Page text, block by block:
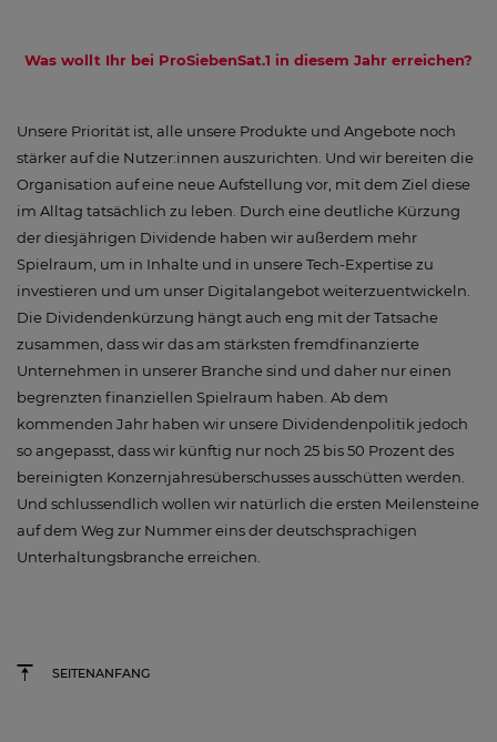
Was wollt Ihr bei ProSiebenSat.1 in diesem Jahr erreichen?
Unsere Priorität ist, alle unsere Produkte und Angebote noch
stärker auf die Nutzer:innen auszurichten. Und wir bereiten die
Organisation auf eine neue Aufstellung vor, mit dem Ziel diese
im Alltag tatsächlich zu leben. Durch eine deutliche Kürzung
der diesjährigen Dividende haben wir außerdem mehr
Spielraum, um in Inhalte und in unsere Tech-Expertise zu
investieren und um unser Digitalangebot weiterzuentwickeln.
Die Dividendenkürzung hängt auch eng mit der Tatsache
zusammen, dass wir das am stärksten fremdfinanzierte
Unternehmen in unserer Branche sind und daher nur einen
begrenzten finanziellen Spielraum haben. Ab dem
kommenden Jahr haben wir unsere Dividendenpolitik jedoch
so angepasst, dass wir künftig nur noch 25 bis 50 Prozent des
bereinigten Konzernjahresüberschusses ausschütten werden.
Und schlussendlich wollen wir natürlich die ersten Meilensteine
auf dem Weg zur Nummer eins der deutschsprachigen
Unterhaltungsbranche erreichen.
SEITENANFANG